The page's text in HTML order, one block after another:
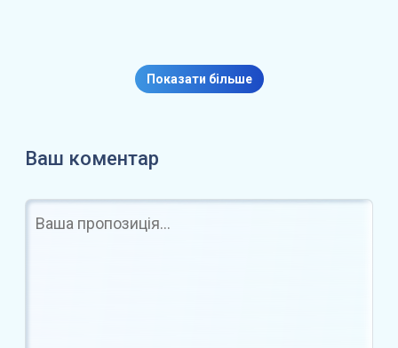
ліцензію сінгапурського
регулятораПоказати більше
Ваш коментар